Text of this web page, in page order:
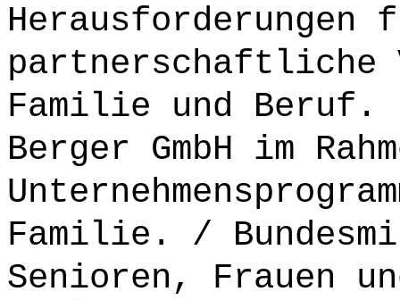
Herausforderungen
partnerschaftliche
Familie und Beruf.
Berger GmbH im
Familie. /
Senioren, Frauen